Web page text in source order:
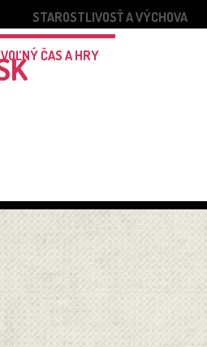
STAROSTLIVOSŤ A VÝCHOVA
VOĽNÝ ČAS A HRY